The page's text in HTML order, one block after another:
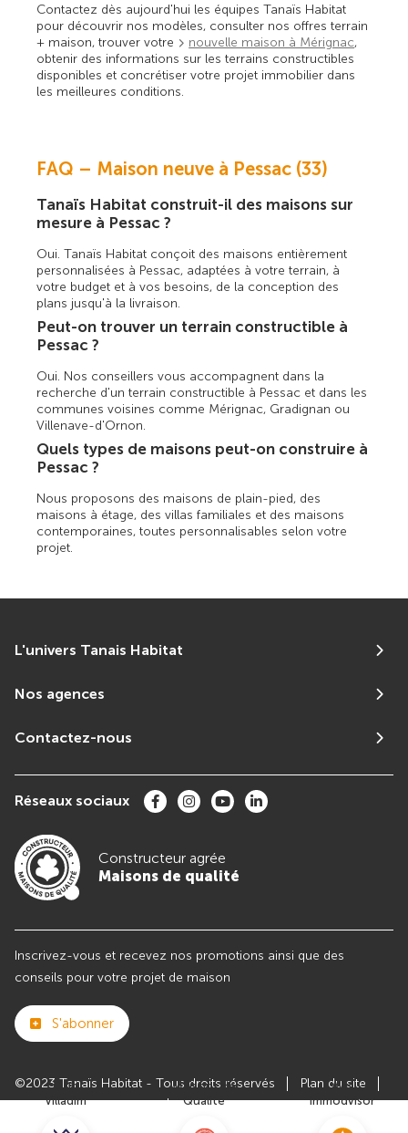
Club
Villadim
Maisons de
Qualité
Avis
Immodvisor
Contactez dès aujourd'hui les équipes Tanaïs Habitat
pour découvrir nos modèles, consulter nos offres terrain
+ maison, trouver votre
nouvelle maison à Mérignac,
obtenir des informations sur les terrains constructibles
disponibles et concrétiser votre projet immobilier dans
les meilleures conditions.
FAQ – Maison neuve à Pessac (33)
Tanaïs Habitat construit-il des maisons sur
mesure à Pessac ?
Oui. Tanaïs Habitat conçoit des maisons entièrement
personnalisées à Pessac, adaptées à votre terrain, à
votre budget et à vos besoins, de la conception des
plans jusqu'à la livraison.
Peut-on trouver un terrain constructible à
Pessac ?
Oui. Nos conseillers vous accompagnent dans la
recherche d'un terrain constructible à Pessac et dans les
communes voisines comme Mérignac, Gradignan ou
Villenave-d'Ornon.
Quels types de maisons peut-on construire à
Pessac ?
Nous proposons des maisons de plain-pied, des
maisons à étage, des villas familiales et des maisons
contemporaines, toutes personnalisables selon votre
projet.
L'univers Tanais Habitat
Nos agences
Contactez-nous
Réseaux sociaux
Constructeur agrée
Maisons de qualité
Inscrivez-vous et recevez nos promotions ainsi que des
conseils pour votre projet de maison
S'abonner
©2023 Tanaïs Habitat - Tous droits réservés
Plan du site
Paramètres des cookies
Politiques de Confidentialités
Mentions légales
Recrutement